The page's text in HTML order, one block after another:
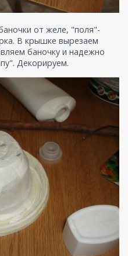
от желе, "поля"-
В крышке вырезаем
баночку и надежно
Декорируем.